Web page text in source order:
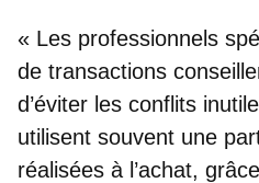
« Les professionnels
de transactions
d’éviter les conflits
utilisent souvent une
réalisées à l’achat,